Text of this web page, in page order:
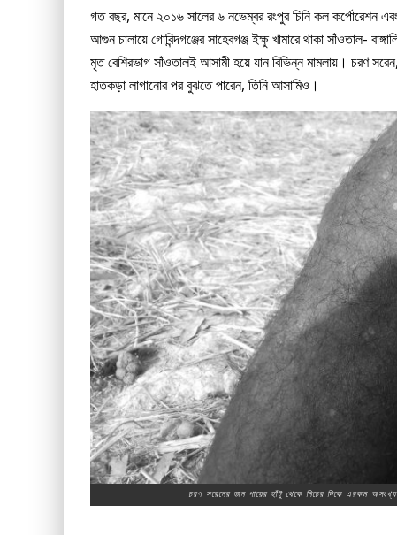
গত বছর, মানে ২০১৬ সালের ৬ নভেম্বর রংপুর চিনি কল কর্পোরেশন
আগুন চালায়ে গোবিন্দগঞ্জের সাহেবগঞ্জ ইক্ষু খামারে থাকা সাঁওতাল-
মৃত বেশিরভাগ সাঁওতালই আসামী হয়ে যান বিভিন্ন মামলায়। চরণ
হাতকড়া লাগানোর পর বুঝতে পারেন, তিনি আসামিও।
চরণ সরেনের ডান পায়ের হাঁটু থেকে নিচের দিকে এরকম